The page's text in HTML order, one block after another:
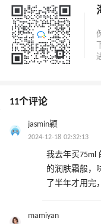
11个评论
jasmin颖
2024-12-18 02:32:13
我去年买75ml
的润肤霜般，
了半年才用完
mamiyan